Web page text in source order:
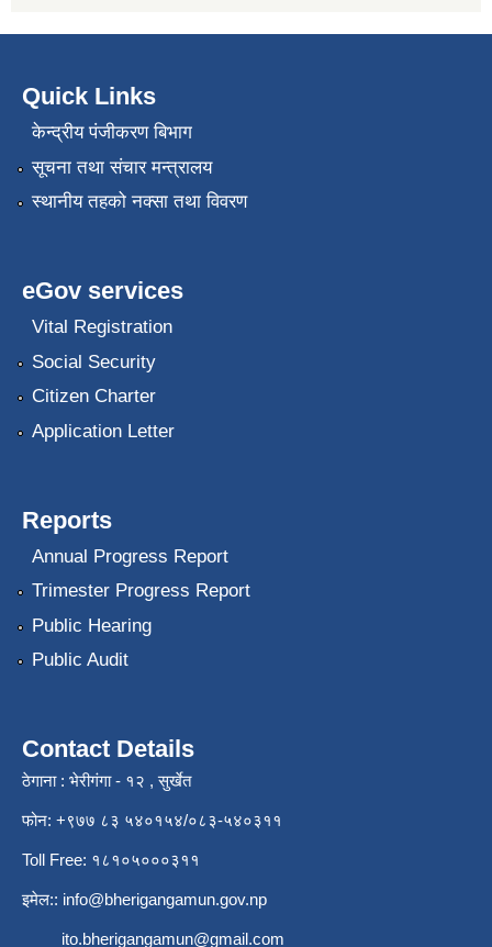
Quick Links
केन्द्रीय पंजीकरण बिभाग
सूचना तथा संचार मन्त्रालय
स्थानीय तहको नक्सा तथा विवरण
eGov services
Vital Registration
Social Security
Citizen Charter
Application Letter
Reports
Annual Progress Report
Trimester Progress Report
Public Hearing
Public Audit
Contact Details
ठेगाना : भेरीगंगा - १२ , सुर्खेत
फोन: +९७७ ८३ ५४०१५४/०८३-५४०३११
Toll Free: १८१०५०००३११
इमेल:: info@bherigangamun.gov.np
ito.bherigangamun@gmail.com